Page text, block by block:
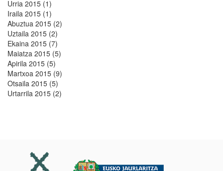
Urria 2015 (1)
Iraila 2015 (1)
Abuztua 2015 (2)
Uztaila 2015 (2)
Ekaina 2015 (7)
Maiatza 2015 (5)
Apirila 2015 (5)
Martxoa 2015 (9)
Otsaila 2015 (5)
Urtarrila 2015 (2)